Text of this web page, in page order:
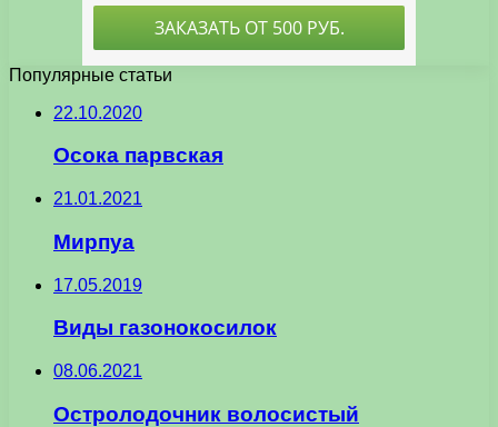
Популярные статьи
22.10.2020
Осока парвская
21.01.2021
Мирпуа
17.05.2019
Виды газонокосилок
08.06.2021
Остролодочник волосистый